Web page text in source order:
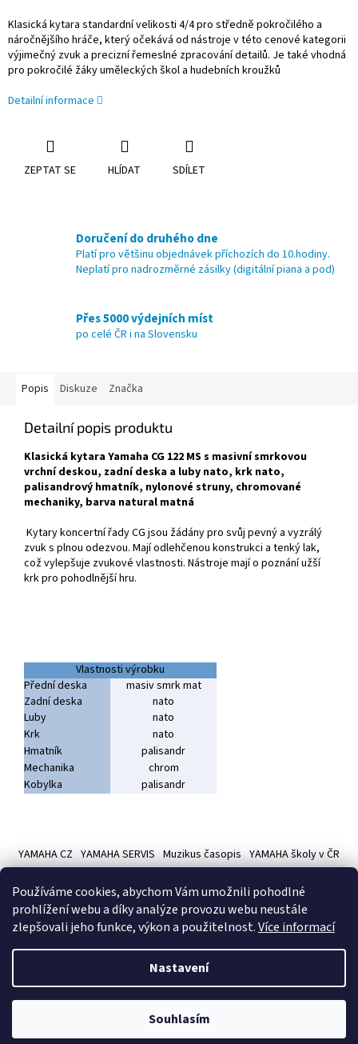
Používáme cookies, abychom Vám umožnili pohodlné
prohlížení webu a díky analýze provozu webu neustále
zlepšovali jeho funkce, výkon a použitelnost.Více informací
Nastavení
Souhlasím
Klasická kytara standardní velikosti 4/4 pro středně pokročilého a
náročnějšího hráče, který očekává od nástroje v této cenové kategorii
výjimečný zvuk a precizní řemeslné zpracování detailů. Je také vhodná
pro pokročilé žáky uměleckých škol a hudebních kroužků
Detailní informace
ZEPTAT SE HLÍDAT SDÍLET
Doručení do druhého dne
Platí pro většinu objednávek příchozích do 10.hodiny.
Neplatí pro nadrozměrné zásilky (digitální piana a pod)
Přes 5000 výdejních míst
po celé ČR i na Slovensku
Popis Diskuze Značka
Detailní popis produktu
Klasická kytara Yamaha CG 122 MS s masivní smrkovou
vrchní deskou, zadní deska a luby nato, krk nato,
palisandrový hmatník, nylonové struny, chromované
mechaniky, barva natural matná
Kytary koncertní řady CG jsou žádány pro svůj pevný a vyzrálý
zvuk s plnou odezvou. Mají odlehčenou konstrukci a tenký lak,
což vylepšuje zvukové vlastnosti. Nástroje mají o poznání užší
krk pro pohodlnější hru.
Vlastnosti výrobku
Přední deska
masiv smrk mat
Zadní deska
nato
Luby
nato
Krk
nato
Hmatník
palisandr
Mechanika
chrom
Kobylka
palisandr
p
YAMAHA CZ YAMAHA SERVIS Muzikus časopis YAMAHA školy v ČR
Copyright 2026Hudební nástroje YAMAMUSIC. Všechna práva
vyhrazena.